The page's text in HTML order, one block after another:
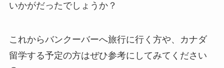
いかがだったでしょうか？
これからバンクーバーへ旅行に行く方や、カナダ
留学する予定の方はぜひ参考にしてみてください